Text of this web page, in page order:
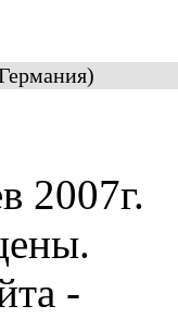
2007г.
-